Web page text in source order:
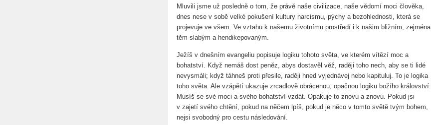
Mluvili jsme už posledně o tom, že právě naše civilizace, naše vědomí moci člověka,
dnes nese v sobě velké pokušení kultury narcismu, pýchy a bezohlednosti, která se
projevuje ve všem. Ve vztahu k našemu životnímu prostředí i k našim bližním, zejména
těm slabým a hendikepovaným.
Ježíš v dnešním evangeliu popisuje logiku tohoto světa, ve kterém vítězí moc a
bohatství. Když nemáš dost peněz, abys dostavěl věž, raději toho nech, aby se ti lidé
nevysmáli; když táhneš proti přesile, raději hned vyjednávej nebo kapituluj. To je logika
toho světa. Ale vzápětí ukazuje zrcadlově obrácenou, opačnou logiku božího království:
Musíš se své moci a svého bohatství vzdát. Opakuje to znovu a znovu. Pokud jsi
v zajetí svého chtění, pokud na něčem lpíš, pokud je něco v tomto světě tvým bohem,
nejsi svobodný pro cestu následování.